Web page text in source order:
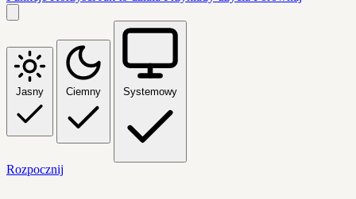
Jasny Ciemny Systemowy
Rozpocznij